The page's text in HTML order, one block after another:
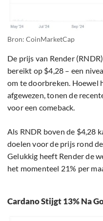
Bron: CoinMarketCap
De prijs van Render
bereikt op $4,28 – een
om te doorbreken. Hoewel
afgewezen, tonen de
voor een comeback.
Als RNDR boven de $4,28
doelen voor de prijs rond
Gelukkig heeft Render de
het momenteel 21% per
Cardano Stijgt 13% Na